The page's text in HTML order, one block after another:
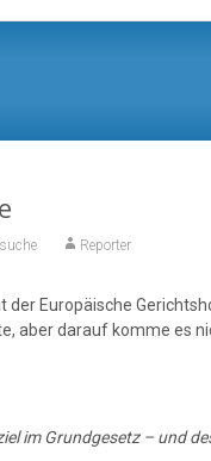
Reporter
der Europäische
aber darauf komme es
im Grundgesetz – und